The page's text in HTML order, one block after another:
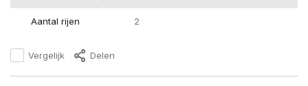
Aantal rijen 2
Vergelijk Delen